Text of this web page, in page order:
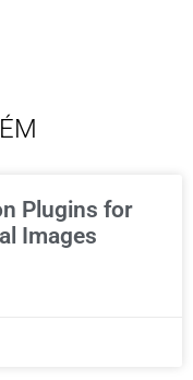
Plugins for
Images